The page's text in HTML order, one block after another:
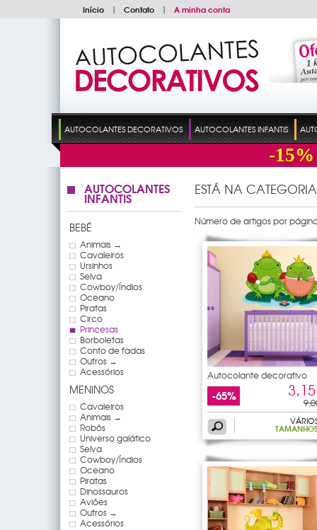
Início | Contato | A minha conta
AUTOCOLANTES DECORATIVOS AUTOCOLANTES INFANTIS
-15%
AUTOCOLANTES
INFANTIS
BEBÉ
Animais →
Cavaleiros
Ursinhos
Selva
Cowboy/Índios
Oceano
Piratas
Circo
Princesas
Borboletas
Conto de fadas
Outros →
Acessórios
MENINOS
Cavaleiros
Animais →
Robôs
Universo galático
Selva
Cowboy/Índios
Oceano
Piratas
Dinossauros
Aviões
Outros →
Acessórios
ESTÁ NA
Número de artigos por
Autocolante decorativo
-65%